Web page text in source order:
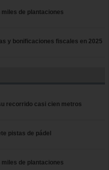
de plantaciones
y bonificaciones fiscales en 2025
recorrido casi cien metros
pistas de pádel
de plantaciones